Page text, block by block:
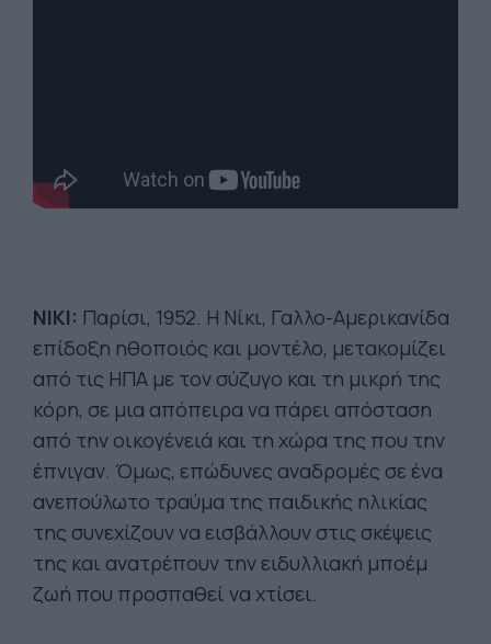
NIKI: Παρίσι, 1952. Η Νίκι, Γαλλο-Αμερικανίδα
επίδοξη ηθοποιός και μοντέλο, μετακομίζει
από τις ΗΠΑ με τον σύζυγο και τη μικρή της
κόρη, σε μια απόπειρα να πάρει απόσταση
από την οικογένειά και τη χώρα της που την
έπνιγαν. Όμως, επώδυνες αναδρομές σε ένα
ανεπούλωτο τραύμα της παιδικής ηλικίας
της συνεχίζουν να εισβάλλουν στις σκέψεις
της και ανατρέπουν την ειδυλλιακή μποέμ
ζωή που προσπαθεί να χτίσει.